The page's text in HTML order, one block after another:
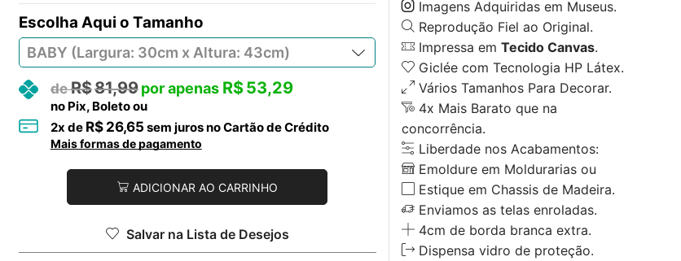
Tamanho
R$81,99 R$53,29
no Pix, Boleto ou
2x de R$ 26,65 sem juros no Cartão de Crédito
Mais formas de pagamento
ADICIONAR AO CARRINHO
Salvar na Lista de Desejos
Imagens Adquiridas em Museus.
Reprodução Fiel ao Original.
Impressa em Tecido Canvas.
Giclée com Tecnologia HP Látex.
Vários Tamanhos Para Decorar.
4x Mais Barato que na
concorrência.
Liberdade nos Acabamentos:
Emoldure em Moldurarias ou
Estique em Chassis de Madeira.
Enviamos as telas enroladas.
4cm de borda branca extra.
Dispensa vidro de proteção.